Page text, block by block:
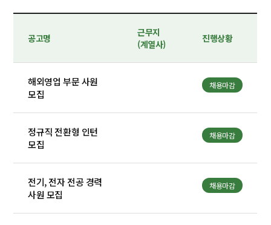
공고명
근무지
(계열사)
진행상황
해외영업 부문 사원
모집
채용마감
정규직 전환형 인턴
모집
채용마감
전기, 전자 전공 경력
사원 모집
채용마감